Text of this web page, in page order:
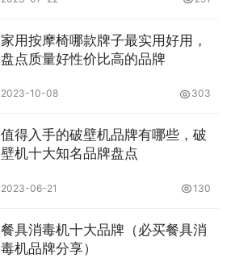
家用按摩椅哪款牌子最实用好用，
盘点质量好性价比高的品牌
2023-10-08 303
值得入手的破壁机品牌有哪些，破
壁机十大知名品牌盘点
2023-06-21 130
餐具消毒机十大品牌（必买餐具消
毒机品牌分享）